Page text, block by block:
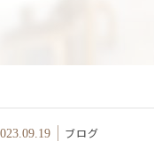
ブログ